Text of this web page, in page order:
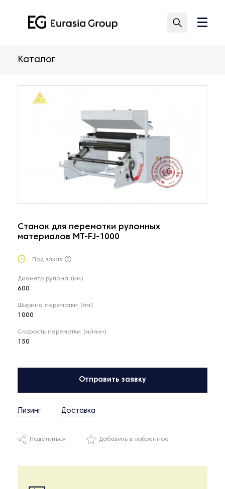
Каталог
Станок для перемотки рулонных
материалов MT-FJ-1000
Под заказ
Диаметр рулона (мм)
600
Ширина перемотки (мм)
1000
Скорость перемотки (м/мин)
150
Отправить заявку
Лизинг Доставка
Поделиться Добавить в избранное